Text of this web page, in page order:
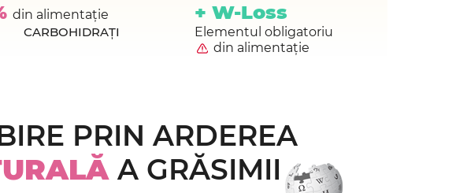
din alimentație
CARBOHIDRAȚI
+ W-Loss
Elementul obligatoriu
din alimentație
PRIN ARDEREA
A GRĂSIMII